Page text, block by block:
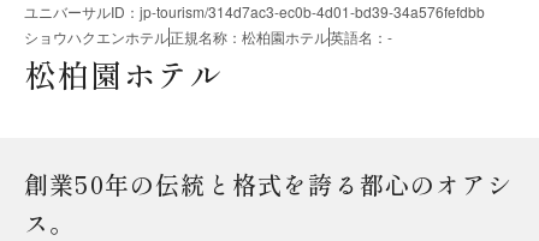
ユニバーサルID ： jp-tourism/314d7ac3-ec0b-4d01-bd39-34a576fefdbb
ショウハクエンホテル正規名称 ： 松柏園ホテル英語名 ： -
松柏園ホテル
創業50年の伝統と格式を誇る都心のオアシ
ス。